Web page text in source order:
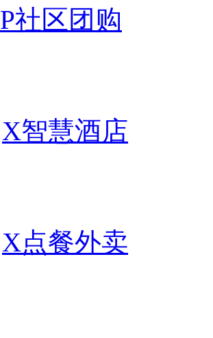
P社区团购
X智慧酒店
X点餐外卖